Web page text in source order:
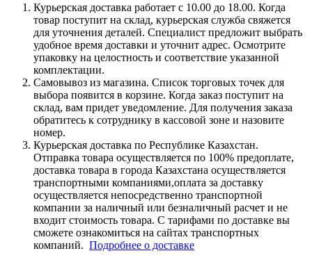
Курьерская доставка работает с 10.00 до 18.00. Когда
товар поступит на склад, курьерская служба свяжется
для уточнения деталей. Специалист предложит выбрать
удобное время доставки и уточнит адрес. Осмотрите
упаковку на целостность и соответствие указанной
комплектации.
Самовывоз из магазина. Список торговых точек для
выбора появится в корзине. Когда заказ поступит на
склад, вам придет уведомление. Для получения заказа
обратитесь к сотруднику в кассовой зоне и назовите
номер.
Курьерская доставка по Республике Казахстан.
Отправка товара осуществляется по 100% предоплате,
доставка товара в города Казахстана осуществляется
транспортными компаниями,оплата за доставку
осуществляется непосредственно транспортной
компании за наличный или безналичный расчет и не
входит стоимость товара. С тарифами по доставке вы
сможете ознакомиться на сайтах транспортных
компаний. Подробнее о доставке